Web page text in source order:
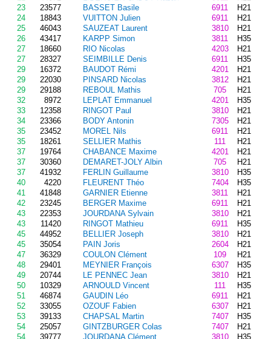
23
23577 BASSET Basile 6911
H21
24
18843 VUITTON Julien 6911
H21
25
46043 SAUZEAT Laurent 3810
H21
26
43417 KARPP Simon 3811
H35
27
18660 RIO Nicolas 4203
H21
27
28327 SEIMBILLE Denis 6911
H35
29
16372 BAUDOT Rémi 4201
H21
29
22030 PINSARD Nicolas 3812
H21
29
29188 REBOUL Mathis 705
H21
32
8972 LEPLAT Emmanuel 4201
H35
33
12358 RINGOT Paul 3810
H21
34
23366 BODY Antonin 7305
H21
35
23452 MOREL Nils 6911
H21
35
18261 SELLIER Mathis 111
H21
37
19764 CHABANCE Maxime 4201
H21
37
30360 DEMARET-JOLY Albin 705
H21
37
41932 FERLIN Guillaume 3810
H35
40
4220 FLEURENT Théo 7404
H35
41
41848 GARNIER Etienne 3811
H21
42
23245 BERGER Maxime 6911
H21
43
22353 JOURDANA Sylvain 3810
H21
43
11420 RINGOT Mathieu 6911
H35
45
44952 BELLIER Joseph 3810
H21
45
35054 PAIN Joris 2604
H21
47
36329 COULON Clément 109
H21
48
29401 MEYNIER François 6307
H35
49
20744 LE PENNEC Jean 3810
H21
50
10329 ARNOULD Vincent 111
H35
51
46874 GAUDIN Léo 6911
H21
52
33055 OZOUF Fabien 6307
H21
53
39133 CHAPSAL Martin 7407
H35
54
25057 GINTZBURGER Colas 7407
H21
54
39777 JOURDANA Clément 3810
H35